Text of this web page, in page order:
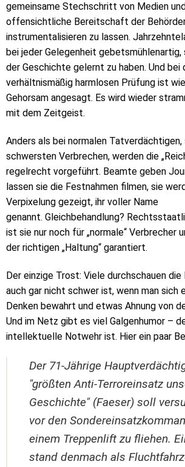
gemeinsame Stechschritt von Medien
offensichtliche Bereitschaft der
instrumentalisieren zu lassen.
bei jeder Gelegenheit gebetsmühlenartig,
der Geschichte gelernt zu haben. Und bei
verhältnismäßig harmlosen Prüfung ist
Gehorsam angesagt. Es wird wieder
mit dem Zeitgeist.
Anders als bei normalen
schwersten Verbrechen, werden die
regelrecht vorgeführt. Beamte geben
lassen sie die Festnahmen filmen, sie
Verpixelung gezeigt, ihr voller Name
genannt. Gleichbehandlung?
ist sie nur noch für „normale“ Verbrecher
der richtigen „Haltung“ garantiert.
Der einzige Trost: Viele durchschauen die
auch gar nicht schwer ist, wenn man sich
Denken bewahrt und etwas Ahnung von
Und im Netz gibt es viel Galgenhumor –
intellektuelle Notwehr ist. Hier ein paar
Der 71-Jährige
"größten Anti-Terroreinsatz
Geschichte" (Faeser) soll
vor den
einem Treppenlift zu fliehen.
stand denmach als